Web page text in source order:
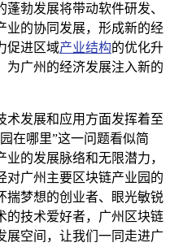
勃发展将带动软件研发、
业的协同发展，形成新的经
促进区域产业结构的优化升
为广州的经济发展注入新的
术发展和应用方面发挥着至
在哪里”这一问题看似简
的发展脉络和无限潜力，
对广州主要区块链产业园的
揣梦想的创业者、眼光敏锐
的技术爱好者，广州区块链
展空间，让我们一同走进广